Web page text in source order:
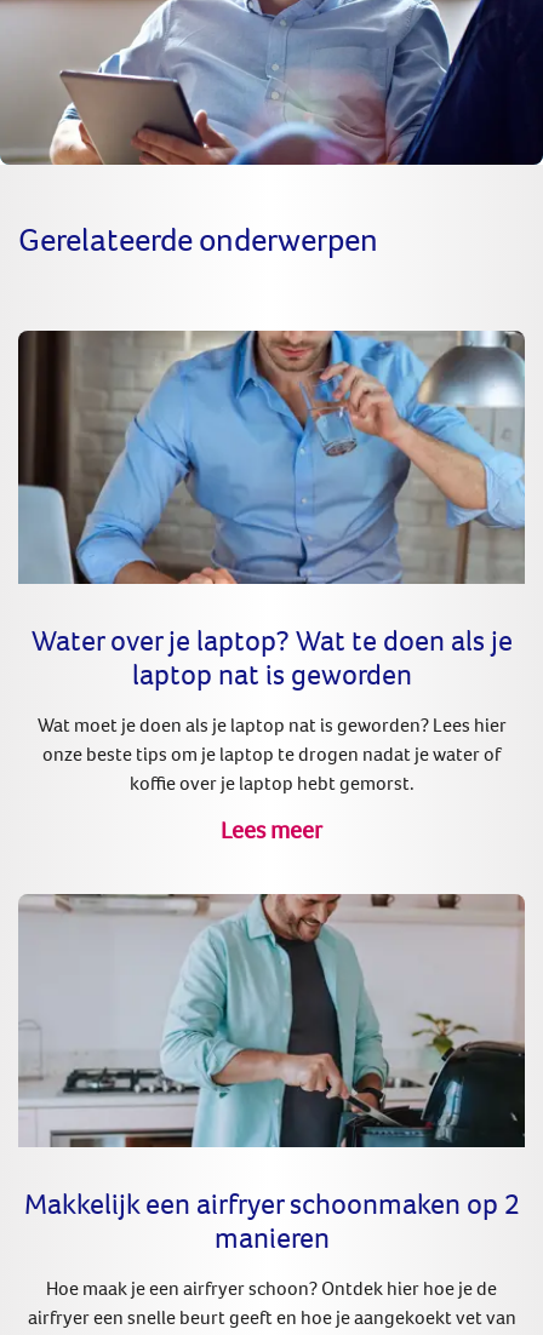
Gerelateerde onderwerpen
Water over je laptop? Wat te doen als je
laptop nat is geworden
Wat moet je doen als je laptop nat is geworden? Lees hier
onze beste tips om je laptop te drogen nadat je water of
koffie over je laptop hebt gemorst.
Lees meer
Makkelijk een airfryer schoonmaken op 2
manieren
Hoe maak je een airfryer schoon? Ontdek hier hoe je de
airfryer een snelle beurt geeft en hoe je aangekoekt vet van